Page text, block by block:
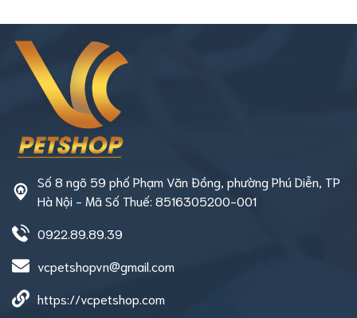
Số 8 ngõ 59 phố Phạm Văn Đồng, phường Phú Diễn, TP
Hà Nội - Mã Số Thuế: 8516305200-001
0922.89.89.39
vcpetshopvn@gmail.com
https://vcpetshop.com